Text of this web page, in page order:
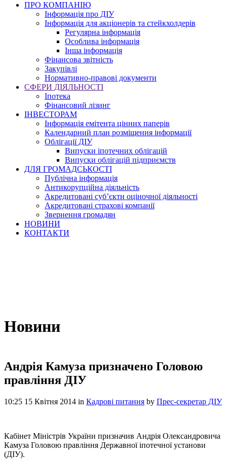
ПРО КОМПАНІЮ
Інформація про ДІУ
Інформація для акціонерів та стейкхолдерів
Регулярна інформація
Особлива інформація
Інша інформація
Фінансова звітність
Закупівлі
Нормативно-правові документи
СФЕРИ ДІЯЛЬНОСТІ
Іпотека
Фінансовий лізинг
ІНВЕСТОРАМ
Інформація емітента цінних паперів
Календарний план розміщення інформації
Облігації ДІУ
Випуски іпотечних облігацій
Випуски облігацій підприємств
ДЛЯ ГРОМАДСЬКОСТІ
Публічна інформація
Антикорупційна діяльність
Акредитовані суб’єкти оціночної діяльності
Акредитовані страхові компанії
Звернення громадян
НОВИНИ
КОНТАКТИ
Новини
Андрія Камуза призначено Головою
правління ДІУ
10:25 15 Квітня 2014 in Кадрові питання by Прес-секретар ДІУ
Кабінет Міністрів України призначив Андрія Олександровича
Камуза Головою правління Державної іпотечної установи
(ДІУ).